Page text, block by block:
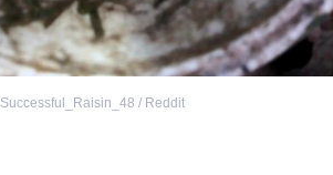
Successful_Raisin_48 / Reddit